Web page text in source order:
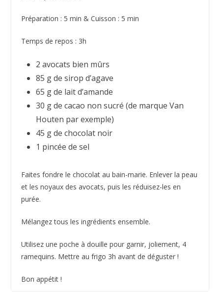
Préparation : 5 min & Cuisson : 5 min
Temps de repos : 3h
2 avocats bien mûrs
85 g de sirop d’agave
65 g de lait d’amande
30 g de cacao non sucré (de marque Van
Houten par exemple)
45 g de chocolat noir
1 pincée de sel
Faites fondre le chocolat au bain-marie. Enlever la peau
et les noyaux des avocats, puis les réduisez-les en
purée.
Mélangez tous les ingrédients ensemble.
Utilisez une poche à douille pour garnir, joliement, 4
ramequins. Mettre au frigo 3h avant de déguster !
Bon appétit !